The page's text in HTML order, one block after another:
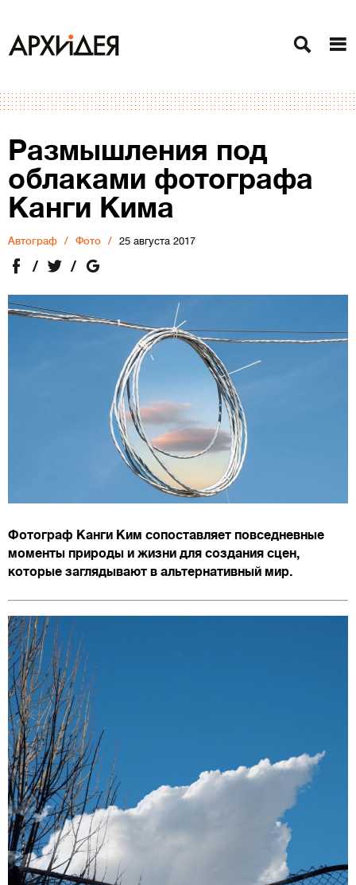
Размышления под
облаками фотографа
Канги Кима
Автограф Фото 25 августа 2017
Фотограф Канги Ким сопоставляет повседневные
моменты природы и жизни для создания сцен,
которые заглядывают в альтернативный мир.